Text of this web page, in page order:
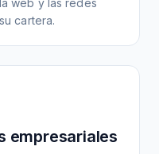
web y las redes
cartera.
empresariales